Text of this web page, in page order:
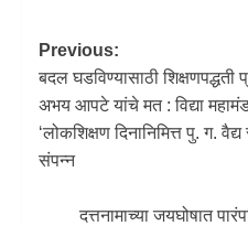
Previous:
बदल घडविण्यासाठी
अभय आपटे यांचे मत : विद्या
‘लोकशिक्षण दिनानिमित्त पु. ग.
संपन्न
दत्तनामाच्या जयघोषात